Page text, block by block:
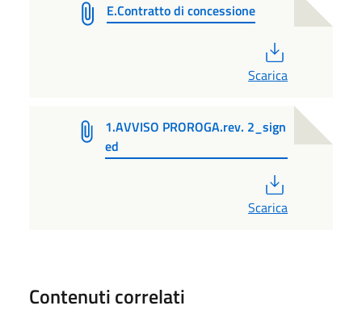
E.Contratto di concessione
Scarica
1.AVVISO PROROGA.rev. 2_sign
ed
Scarica
Contenuti correlati